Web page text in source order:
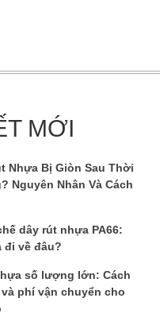
MỚI
Nhựa Bị Giòn Sau Thời
Nguyên Nhân Và Cách
dây rút nhựa PA66:
đi về đâu?
số lượng lớn: Cách
phí vận chuyển cho